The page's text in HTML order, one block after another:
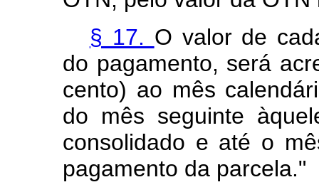
§ 17. O valor de
do pagamento, será
cento) ao mês
do mês seguinte
consolidado e até o
pagamento da parcela."